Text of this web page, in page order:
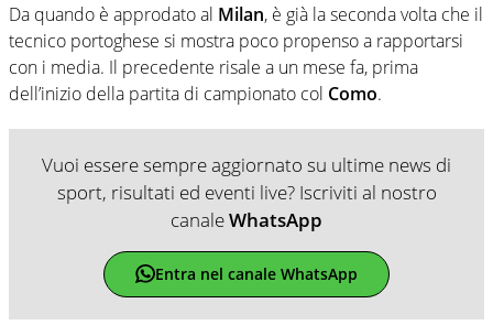
Da quando è approdato al Milan, è già la seconda volta che il
tecnico portoghese si mostra poco propenso a rapportarsi
con i media. Il precedente risale a un mese fa, prima
dell’inizio della partita di campionato col Como.
Vuoi essere sempre aggiornato su ultime news di
sport, risultati ed eventi live? Iscriviti al nostro
canaleWhatsApp
Entra nel canale WhatsApp